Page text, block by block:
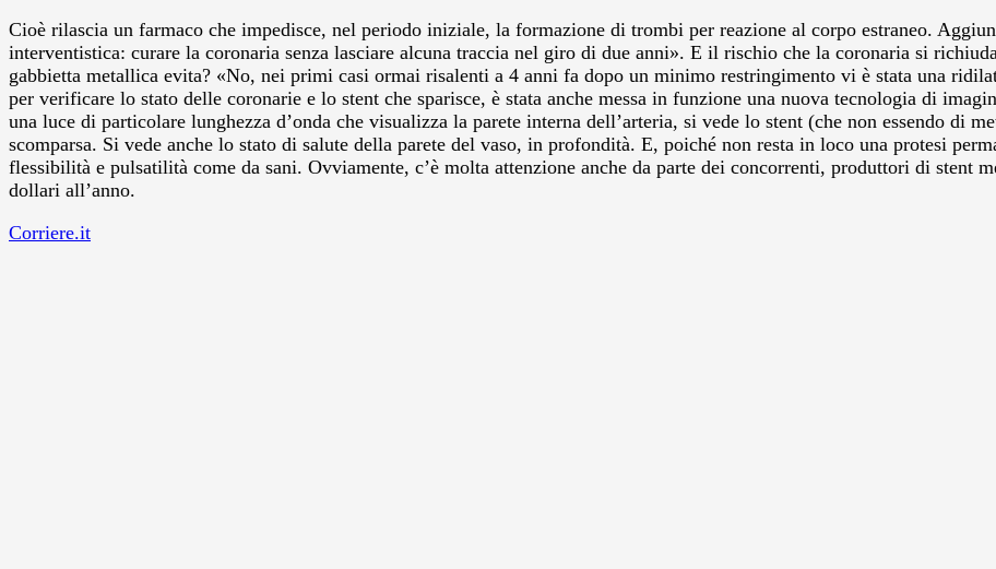
Cioè rilascia un farmaco che impedisce, nel periodo iniziale, la formazione di trombi per reazione al corpo estraneo.
interventistica: curare la coronaria senza lasciare alcuna traccia nel giro di due anni». E il rischio che la coronaria si
gabbietta metallica evita? «No, nei primi casi ormai risalenti a 4 anni fa dopo un minimo restringimento vi è stata una
per verificare lo stato delle coronarie e lo stent che sparisce, è stata anche messa in funzione una nuova tecnologia di
una luce di particolare lunghezza d’onda che visualizza la parete interna dell’arteria, si vede lo stent (che non essendo di
scomparsa. Si vede anche lo stato di salute della parete del vaso, in profondità. E, poiché non resta in loco una protesi
flessibilità e pulsatilità come da sani. Ovviamente, c’è molta attenzione anche da parte dei concorrenti, produttori di
dollari all’anno.
Corriere.it